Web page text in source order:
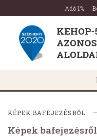
5.2.13-
19-
2019-
00055
AZONOSÍTÓ
ALOLDALA
Ugrás a tartalomra
Ugrás a láblécre
Adó 1%
KEHOP-
KÉPEK BAFEJEZÉSRŐL
Képek bafejezésről